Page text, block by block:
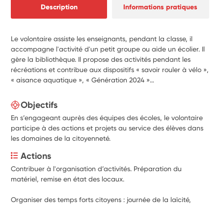
Description Informations pratiques
Le volontaire assiste les enseignants, pendant la classe, il
accompagne l'activité d'un petit groupe ou aide un écolier. Il
gère la bibliothèque. Il propose des activités pendant les
récréations et contribue aux dispositifs « savoir rouler à vélo »,
« aisance aquatique », « Génération 2024 »…
Objectifs
En s’engageant auprès des équipes des écoles, le volontaire
participe à des actions et projets au service des élèves dans
les domaines de la citoyenneté.
Actions
Contribuer à l'organisation d’activités. Préparation du
matériel, remise en état des locaux.
Organiser des temps forts citoyens : journée de la laïcité,